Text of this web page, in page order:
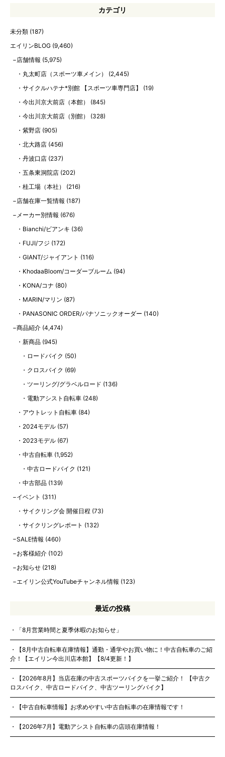
カテゴリ
未分類 (187)
エイリンBLOG (9,460)
店舗情報 (5,975)
丸太町店（スポーツ車メイン）
(2,445)
サイクルハテナ*別館 【スポーツ車専門店】
(19)
今出川京大前店（本館）
(845)
今出川京大前店（別館）
(328)
紫野店 (905)
北大路店 (456)
丹波口店 (237)
五条東洞院店 (202)
桂工場（本社）
(216)
店舗在庫一覧情報 (187)
メーカー別情報 (676)
Bianchi/ビアンキ (36)
FUJI/フジ (172)
GIANT/ジャイアント (116)
KhodaaBloom/コーダーブルーム (94)
KONA/コナ (80)
MARIN/マリン (87)
PANASONIC ORDER/パナソニックオーダー (140)
商品紹介 (4,474)
新商品 (945)
ロードバイク (50)
クロスバイク (69)
ツーリング/グラベルロード (136)
電動アシスト自転車(248)
アウトレット自転車 (84)
2024モデル (57)
2023モデル (67)
中古自転車 (1,952)
中古ロードバイク (121)
中古部品 (139)
イベント (311)
サイクリング会 開催日程 (73)
サイクリングレポート (132)
SALE情報 (460)
お客様紹介 (102)
お知らせ (218)
エイリン公式YouTubeチャンネル情報 (123)
最近の投稿
「8月営業時間と夏季休暇のお知らせ」
【8月中古自転車在庫情報】通勤・通学やお買い物に！中古自転車のご紹
介！【エイリン今出川店本館】【8/4更新！】
【2026年8月】当店在庫の中古スポーツバイクを一挙ご紹介！ 【中古ク
ロスバイク、中古ロードバイク、中古ツーリングバイク】
【中古自転車情報】お求めやすい中古自転車の在庫情報です！
【2026年7月】電動アシスト自転車の店頭在庫情報！